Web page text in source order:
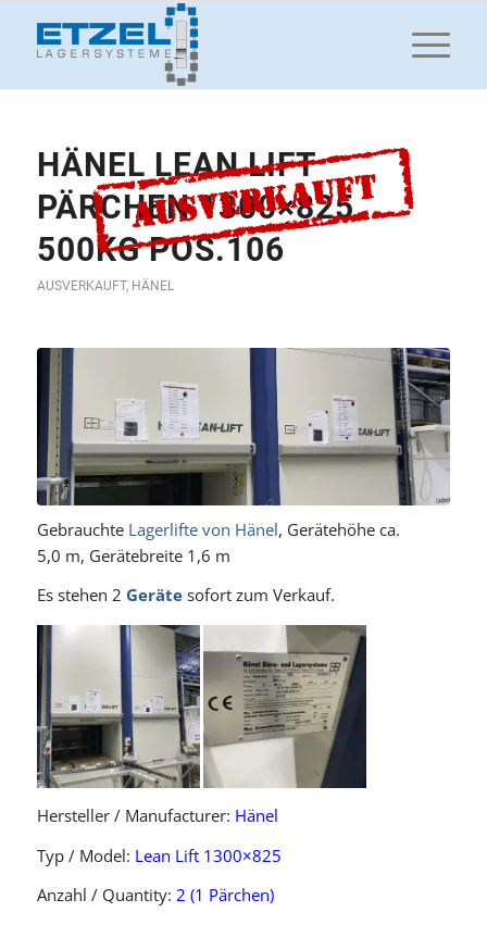
HÄNEL LEAN LIFT
PÄRCHEN 1300×825
500KG POS.106
AUSVERKAUFT, HÄNEL
Gebrauchte Lagerlifte von Hänel, Gerätehöhe ca.
5,0 m, Gerätebreite 1,6 m
Es stehen 2 Gerätesofort zum Verkauf.
Hersteller / Manufacturer: Hänel
Typ / Model: Lean Lift 1300×825
Anzahl / Quantity: 2 (1 Pärchen)